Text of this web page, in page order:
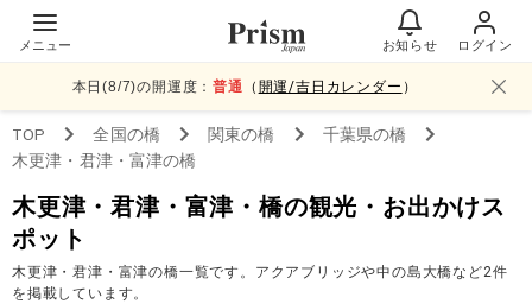
メニュー お知らせ ログイン
本日(8/7)の開運度：普通 （ 開運/吉日カレンダー ）
TOP 全国の橋 関東の橋 千葉県の橋
木更津・君津・富津の橋
木更津・君津・富津・橋の観光・お出かけス
ポット
木更津・君津・富津の橋一覧です。アクアブリッジや中の島大橋など2件
を掲載しています。